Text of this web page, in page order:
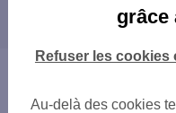
Les agences SGgrâce
Au-delà des cookies
Refuser les cookies